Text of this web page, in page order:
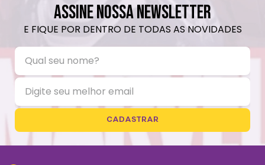
ASSINE NOSSA NEWSLETTER
E FIQUE POR DENTRO DE TODAS AS NOVIDADES
CADASTRAR